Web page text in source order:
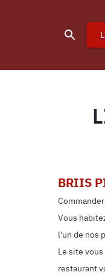
BRIIS
Vous
l'un de nos
Le site
restaurant